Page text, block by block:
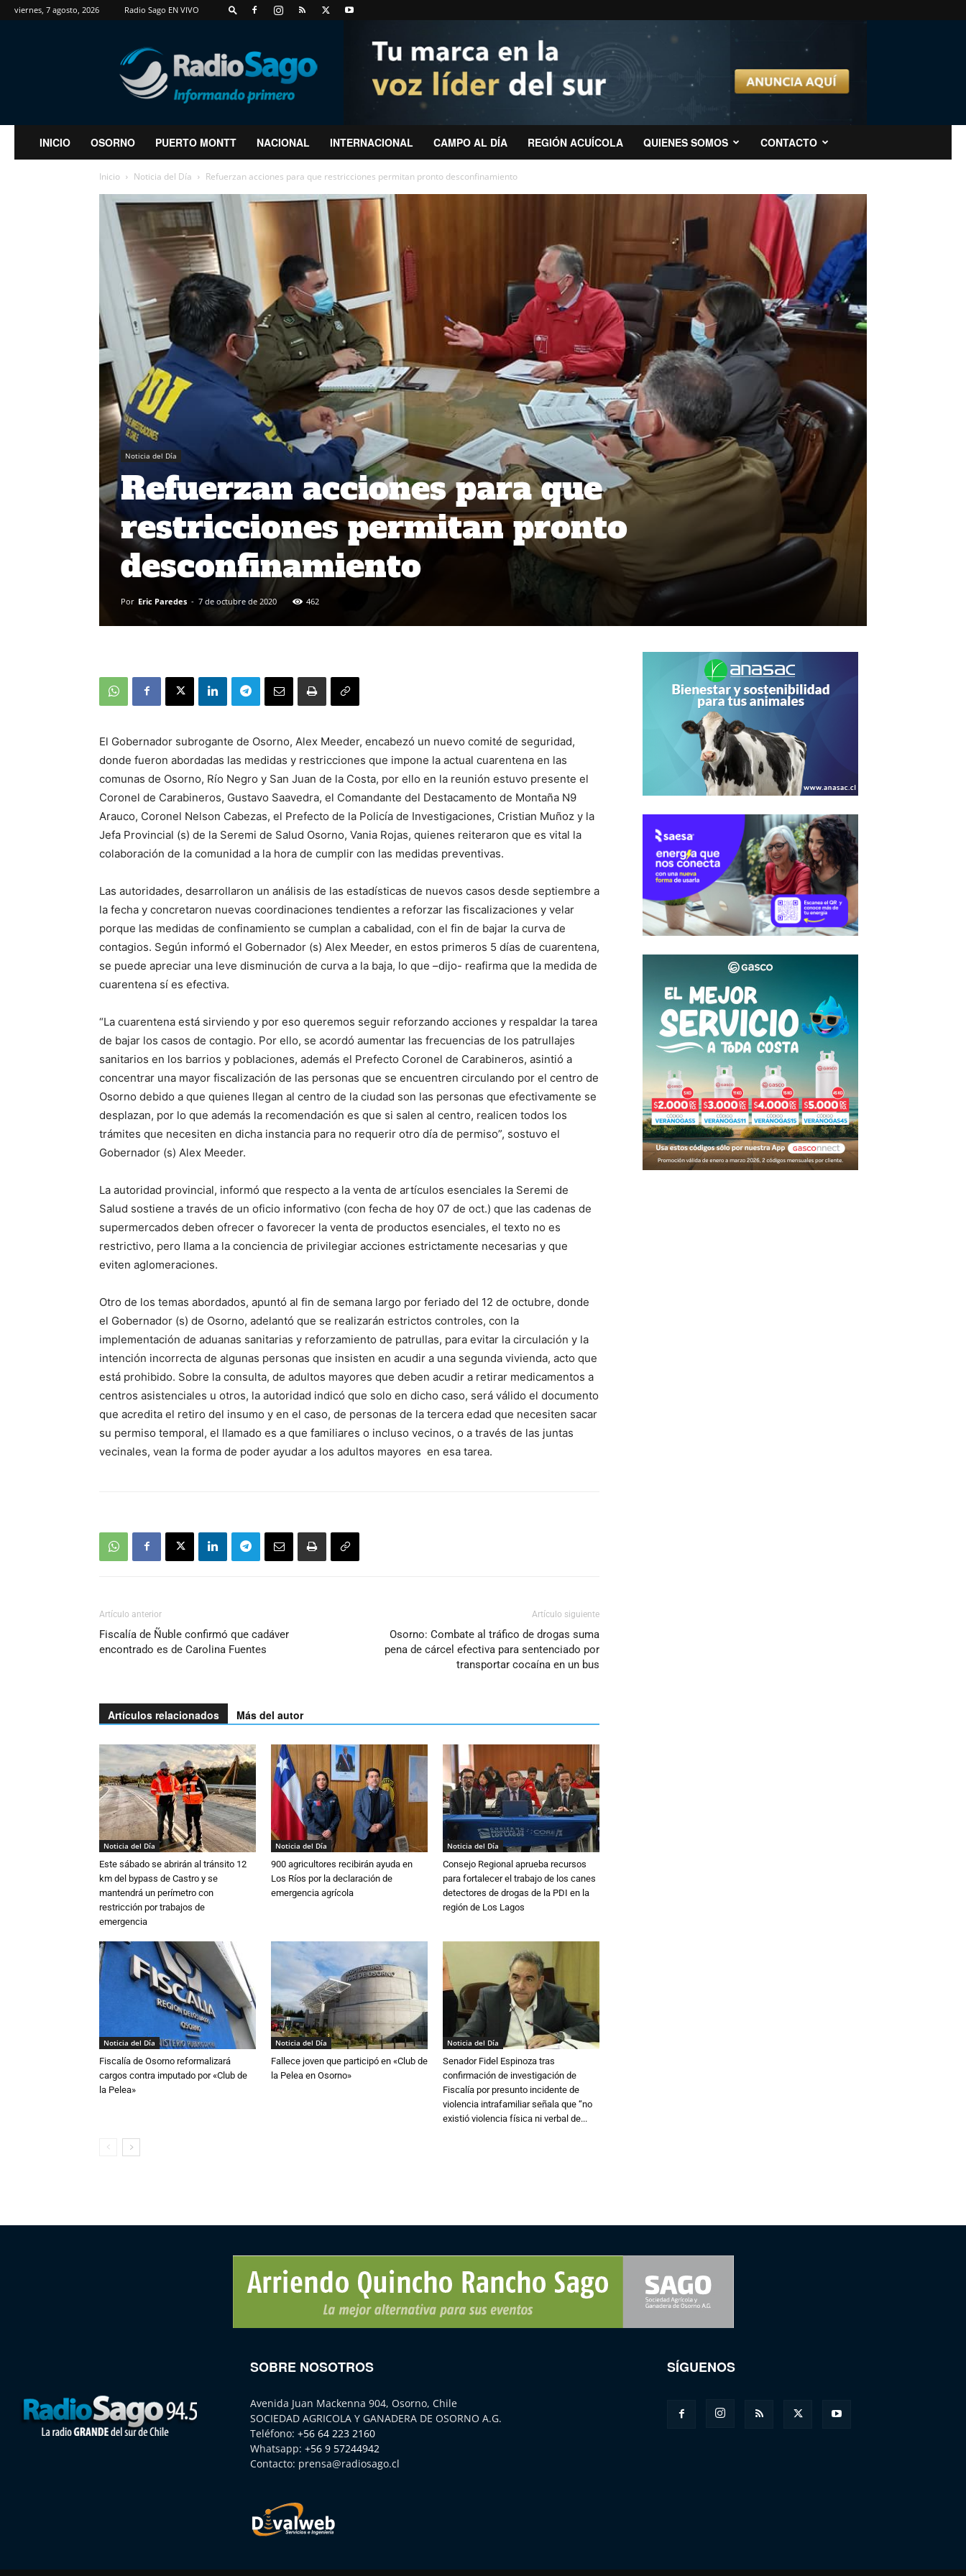
viernes, 7 agosto, 2026 Radio Sago EN VIVO
RadioSago
INICIO OSORNO PUERTO MONTT NACIONAL INTERNACIONAL CAMPO AL DÍA REGIÓN ACUÍCOLA QUIENES SOMOS CONTACTO
Inicio Noticia del Día Refuerzan acciones para que restricciones permitan pronto desconfinamiento
Noticia del Día
Refuerzan acciones para que
restricciones permitan pronto
desconfinamiento
Por Eric Paredes - 7 de octubre de 2020 462
El Gobernador subrogante de Osorno, Alex Meeder, encabezó un nuevo comité de seguridad,
donde fueron abordadas las medidas y restricciones que impone la actual cuarentena en las
comunas de Osorno, Río Negro y San Juan de la Costa, por ello en la reunión estuvo presente el
Coronel de Carabineros, Gustavo Saavedra, el Comandante del Destacamento de Montaña N9
Arauco, Coronel Nelson Cabezas, el Prefecto de la Policía de Investigaciones, Cristian Muñoz y la
Jefa Provincial (s) de la Seremi de Salud Osorno, Vania Rojas, quienes reiteraron que es vital la
colaboración de la comunidad a la hora de cumplir con las medidas preventivas.
Las autoridades, desarrollaron un análisis de las estadísticas de nuevos casos desde septiembre a
la fecha y concretaron nuevas coordinaciones tendientes a reforzar las fiscalizaciones y velar
porque las medidas de confinamiento se cumplan a cabalidad, con el fin de bajar la curva de
contagios. Según informó el Gobernador (s) Alex Meeder, en estos primeros 5 días de cuarentena,
se puede apreciar una leve disminución de curva a la baja, lo que –dijo- reafirma que la medida de
cuarentena sí es efectiva.
“La cuarentena está sirviendo y por eso queremos seguir reforzando acciones y respaldar la tarea
de bajar los casos de contagio. Por ello, se acordó aumentar las frecuencias de los patrullajes
sanitarios en los barrios y poblaciones, además el Prefecto Coronel de Carabineros, asintió a
concentrar una mayor fiscalización de las personas que se encuentren circulando por el centro de
Osorno debido a que quienes llegan al centro de la ciudad son las personas que efectivamente se
desplazan, por lo que además la recomendación es que si salen al centro, realicen todos los
trámites que necesiten en dicha instancia para no requerir otro día de permiso”, sostuvo el
Gobernador (s) Alex Meeder.
La autoridad provincial, informó que respecto a la venta de artículos esenciales la Seremi de
Salud sostiene a través de un oficio informativo (con fecha de hoy 07 de oct.) que las cadenas de
supermercados deben ofrecer o favorecer la venta de productos esenciales, el texto no es
restrictivo, pero llama a la conciencia de privilegiar acciones estrictamente necesarias y que
eviten aglomeraciones.
Otro de los temas abordados, apuntó al fin de semana largo por feriado del 12 de octubre, donde
el Gobernador (s) de Osorno, adelantó que se realizarán estrictos controles, con la
implementación de aduanas sanitarias y reforzamiento de patrullas, para evitar la circulación y la
intención incorrecta de algunas personas que insisten en acudir a una segunda vivienda, acto que
está prohibido. Sobre la consulta, de adultos mayores que deben acudir a retirar medicamentos a
centros asistenciales u otros, la autoridad indicó que solo en dicho caso, será válido el documento
que acredita el retiro del insumo y en el caso, de personas de la tercera edad que necesiten sacar
su permiso temporal, el llamado es a que familiares o incluso vecinos, o a través de las juntas
vecinales, vean la forma de poder ayudar a los adultos mayores en esa tarea.
Artículo anterior
Fiscalía de Ñuble confirmó que cadáver
encontrado es de Carolina Fuentes
Artículo siguiente
Osorno: Combate al tráfico de drogas suma
pena de cárcel efectiva para sentenciado por
transportar cocaína en un bus
Artículos relacionados Más del autor
Noticia del Día
Este sábado se abrirán al tránsito 12
km del bypass de Castro y se
mantendrá un perímetro con
restricción por trabajos de
emergencia
Noticia del Día
900 agricultores recibirán ayuda en
Los Ríos por la declaración de
emergencia agrícola
Noticia del Día
Consejo Regional aprueba recursos
para fortalecer el trabajo de los canes
detectores de drogas de la PDI en la
región de Los Lagos
Noticia del Día
Fiscalía de Osorno reformalizará
cargos contra imputado por «Club de
la Pelea»
Noticia del Día
Fallece joven que participó en «Club de
la Pelea en Osorno»
Noticia del Día
Senador Fidel Espinoza tras
confirmación de investigación de
Fiscalía por presunto incidente de
violencia intrafamiliar señala que “no
existió violencia física ni verbal de...
SOBRE NOSOTROS
Avenida Juan Mackenna 904, Osorno, Chile
SOCIEDAD AGRICOLA Y GANADERA DE OSORNO A.G.
Teléfono: +56 64 223 2160
Whatsapp: +56 9 57244942
Contacto: prensa@radiosago.cl
SÍGUENOS